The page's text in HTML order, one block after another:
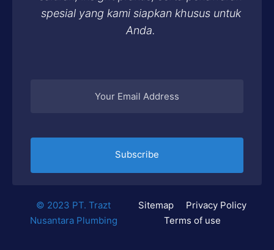
spesial yang kami siapkan khusus untuk
Anda.
Subscribe
© 2023 PT. Trazt
Nusantara Plumbing
Sitemap
Privacy Policy
Terms of use